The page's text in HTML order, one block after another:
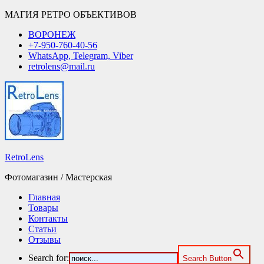
МАГИЯ РЕТРО ОБЪЕКТИВОВ
ВОРОНЕЖ
+7-950-760-40-56
WhatsApp, Telegram, Viber
retrolens@mail.ru
RetroLens
Фотомагазин / Мастерская
Главная
Товары
Контакты
Статьи
Отзывы
Search for:
Search Button